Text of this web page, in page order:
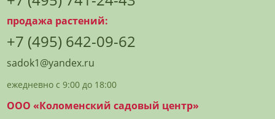
продажа растений:
+7 (495) 642-09-62
sadok1@yandex.ru
ежедневно с 9:00 до 18:00
ООО «Коломенский садовый центр»